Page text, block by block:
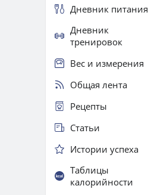
Дневник питания
Дневник
тренировок
Вес и измерения
Общая лента
Рецепты
Статьи
Истории успеха
Таблицы
калорийности